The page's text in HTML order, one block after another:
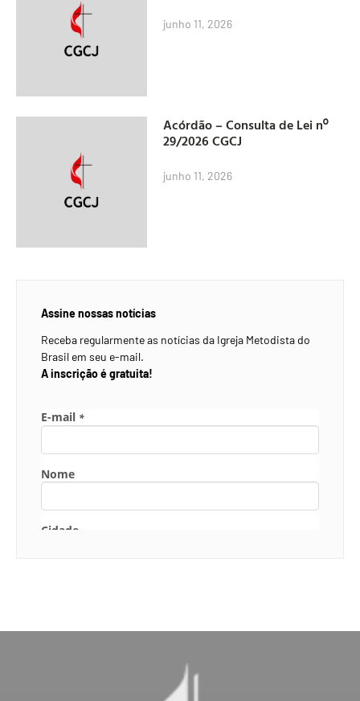
junho 11, 2026
Acórdão – Consulta de Lei nº
29/2026 CGCJ
junho 11, 2026
Assine nossas notícias
Receba regularmente as notícias da Igreja Metodista do
Brasil em seu e-mail.
A inscrição é gratuita!